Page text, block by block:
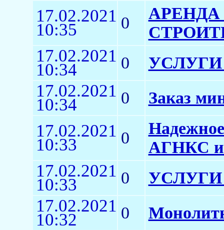
17.02.2021
10:35 0
17.02.2021
10:34 0
17.02.2021
10:34 0 Заказ
17.02.2021
10:33 0
АГНКС и
17.02.2021
10:33 0
17.02.2021
10:32 0